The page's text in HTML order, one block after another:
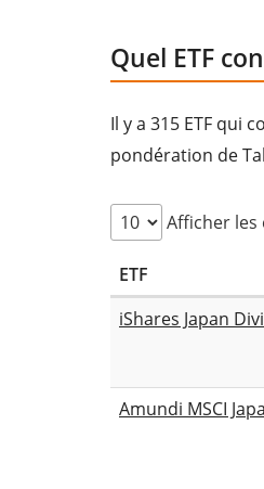
Quel ETF
Il y a 315 ETF qui
pondération de
Afficher les
ETF
iShares Japan
Amundi MSCI